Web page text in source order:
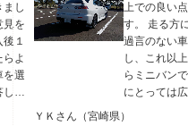
し
見を
１
らよ
を選
した
か
上での良い
す。 走る方には最高と言っても
過言のない
し、これ以
らミニバン
にとっては
ＹＫさん （宮崎県）